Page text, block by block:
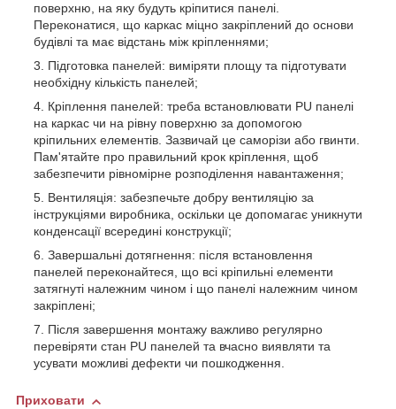
поверхню, на яку будуть кріпитися панелі.
Переконатися, що каркас міцно закріплений до основи
будівлі та має відстань між кріпленнями;
Підготовка панелей: виміряти площу та підготувати
необхідну кількість панелей;
Кріплення панелей: треба встановлювати PU панелі
на каркас чи на рівну поверхню за допомогою
кріпильних елементів. Зазвичай це саморізи або гвинти.
Пам'ятайте про правильний крок кріплення, щоб
забезпечити рівномірне розподілення навантаження;
Вентиляція: забезпечьте добру вентиляцію за
інструкціями виробника, оскільки це допомагає уникнути
конденсації всередині конструкції;
Завершальні дотягнення: після встановлення
панелей переконайтеся, що всі кріпильні елементи
затягнуті належним чином і що панелі належним чином
закріплені;
Після завершення монтажу важливо регулярно
перевіряти стан PU панелей та вчасно виявляти та
усувати можливі дефекти чи пошкодження.
Приховати